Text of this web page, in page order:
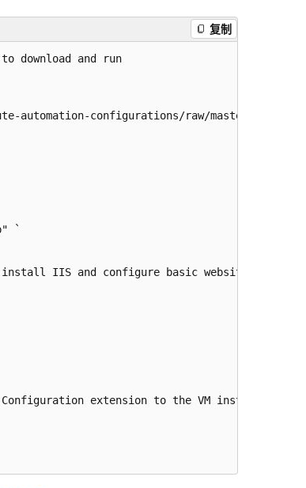
复制
download and run
automation-configurations/raw/master/dsc.zip";
`
IIS and configure basic website
extension to the VM instances